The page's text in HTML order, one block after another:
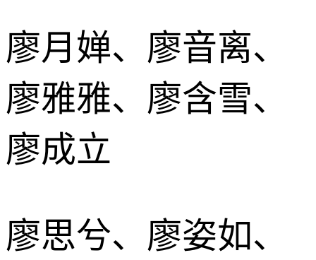
廖月婵、廖音离、
廖雅雅、廖含雪、
廖成立
廖思兮、廖姿如、